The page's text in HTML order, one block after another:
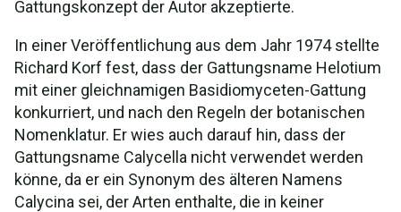
Gattungskonzept der Autor akzeptierte.
In einer Veröffentlichung aus dem Jahr 1974 stellte
Richard Korf fest, dass der Gattungsname Helotium
mit einer gleichnamigen Basidiomyceten-Gattung
konkurriert, und nach den Regeln der botanischen
Nomenklatur. Er wies auch darauf hin, dass der
Gattungsname Calycella nicht verwendet werden
könne, da er ein Synonym des älteren Namens
Calycina sei, der Arten enthalte, die in keiner